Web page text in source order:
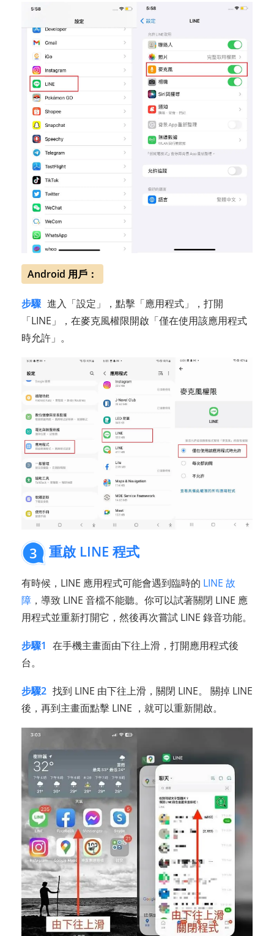
Android 用戶：
步驟 進入「設定」，點擊「應用程式」，打開
「LINE」，在麥克風權限開啟「僅在使用該應用程式
時允許」。
3 重啟 LINE 程式
有時候，LINE 應用程式可能會遇到臨時的 LINE 故
障 ，導致 LINE 音檔不能聽。你可以試著關閉 LINE 應
用程式並重新打開它，然後再次嘗試 LINE 錄音功能。
步驟1 在手機主畫面由下往上滑，打開應用程式後
台。
步驟2 找到 LINE 由下往上滑，關閉 LINE。 關掉 LINE
後，再到主畫面點擊 LINE ，就可以重新開啟。